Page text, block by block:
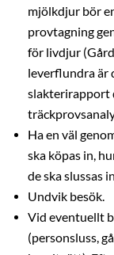
mjölkdjur bör
provtagning
för livdjur
leverflundra är
slakterirapport
Ha en väl
ska köpas in,
de ska slussas
Undvik besök.
Vid eventuellt
(personsluss,